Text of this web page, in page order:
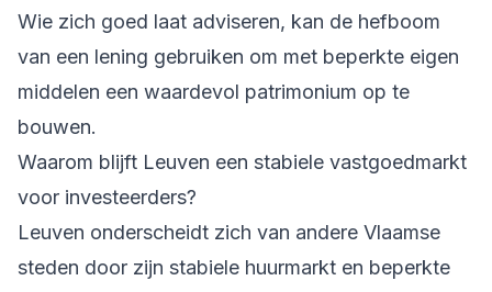
Wie zich goed laat adviseren, kan de hefboom
van een lening gebruiken om met beperkte eigen
middelen een waardevol patrimonium op te
bouwen.
Waarom blijft Leuven een stabiele vastgoedmarkt
voor investeerders?
Leuven onderscheidt zich van andere Vlaamse
steden door zijn stabiele huurmarkt en beperkte